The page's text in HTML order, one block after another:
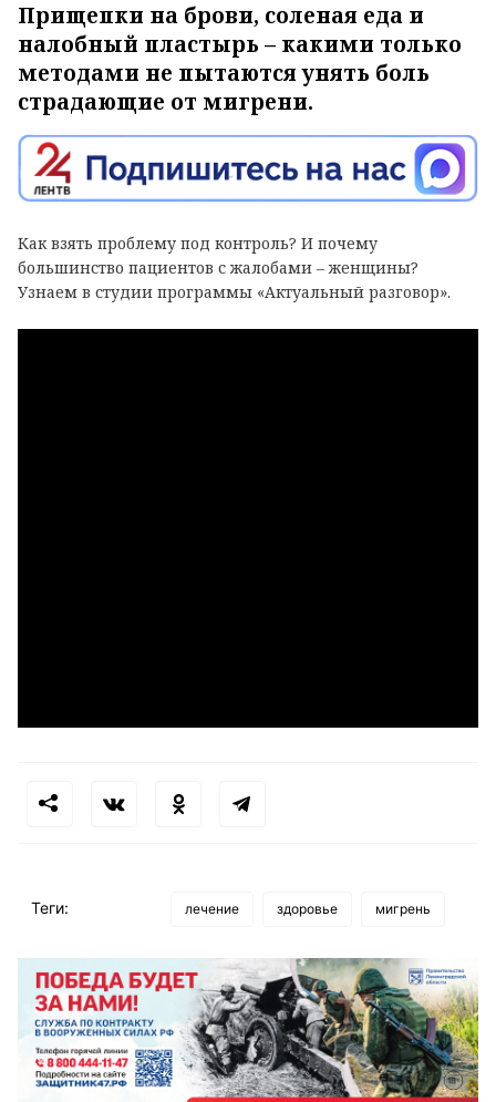
Прищепки на брови, соленая еда и
налобный пластырь – какими только
методами не пытаются унять боль
страдающие от мигрени.
Как взять проблему под контроль? И почему
большинство пациентов с жалобами – женщины?
Узнаем в студии программы «Актуальный разговор».
Теги: лечение здоровье мигрень